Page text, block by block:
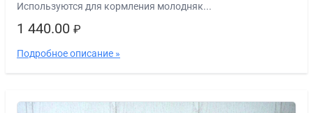
Используются для кормления молодняк...
1 440.00 ₽
Подробное описание »